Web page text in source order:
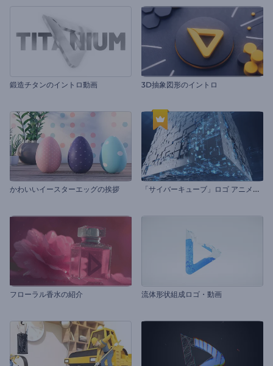
鍛造チタンのイントロ動画 3D抽象図形のイントロ
かわいいイースターエッグの挨拶 「
サイバーキューブ」ロゴ アニメーション
フローラル香水の紹介 流体形状組成ロゴ・動画